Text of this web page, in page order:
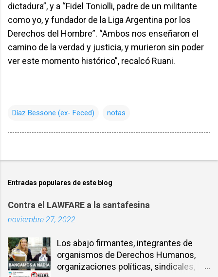
dictadura”, y a “Fidel Toniolli, padre de un militante
como yo, y fundador de la Liga Argentina por los
Derechos del Hombre”. “Ambos nos enseñaron el
camino de la verdad y justicia, y murieron sin poder
ver este momento histórico”, recalcó Ruani.
Díaz Bessone (ex- Feced) notas
Entradas populares de este blog
Contra el LAWFARE a la santafesina
noviembre 27, 2022
Los abajo firmantes, integrantes de
organismos de Derechos Humanos,
organizaciones políticas, sindicales,